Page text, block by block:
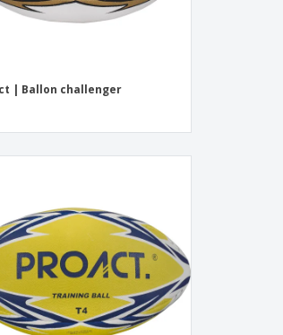
| Ballon challenger